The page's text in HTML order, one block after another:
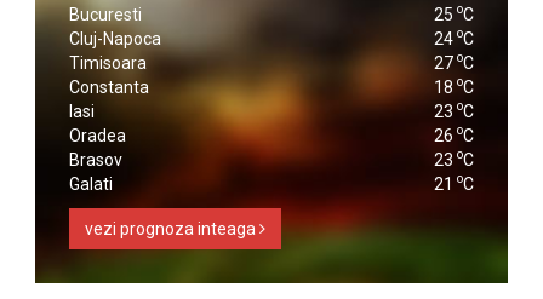
Bucuresti 25 oC
Cluj-Napoca
24 oC
Timisoara
27 oC
Constanta
18 oC
Iasi
23 oC
Oradea
26 oC
Brasov
23 oC
Galati
21 oC
vezi prognoza inteaga